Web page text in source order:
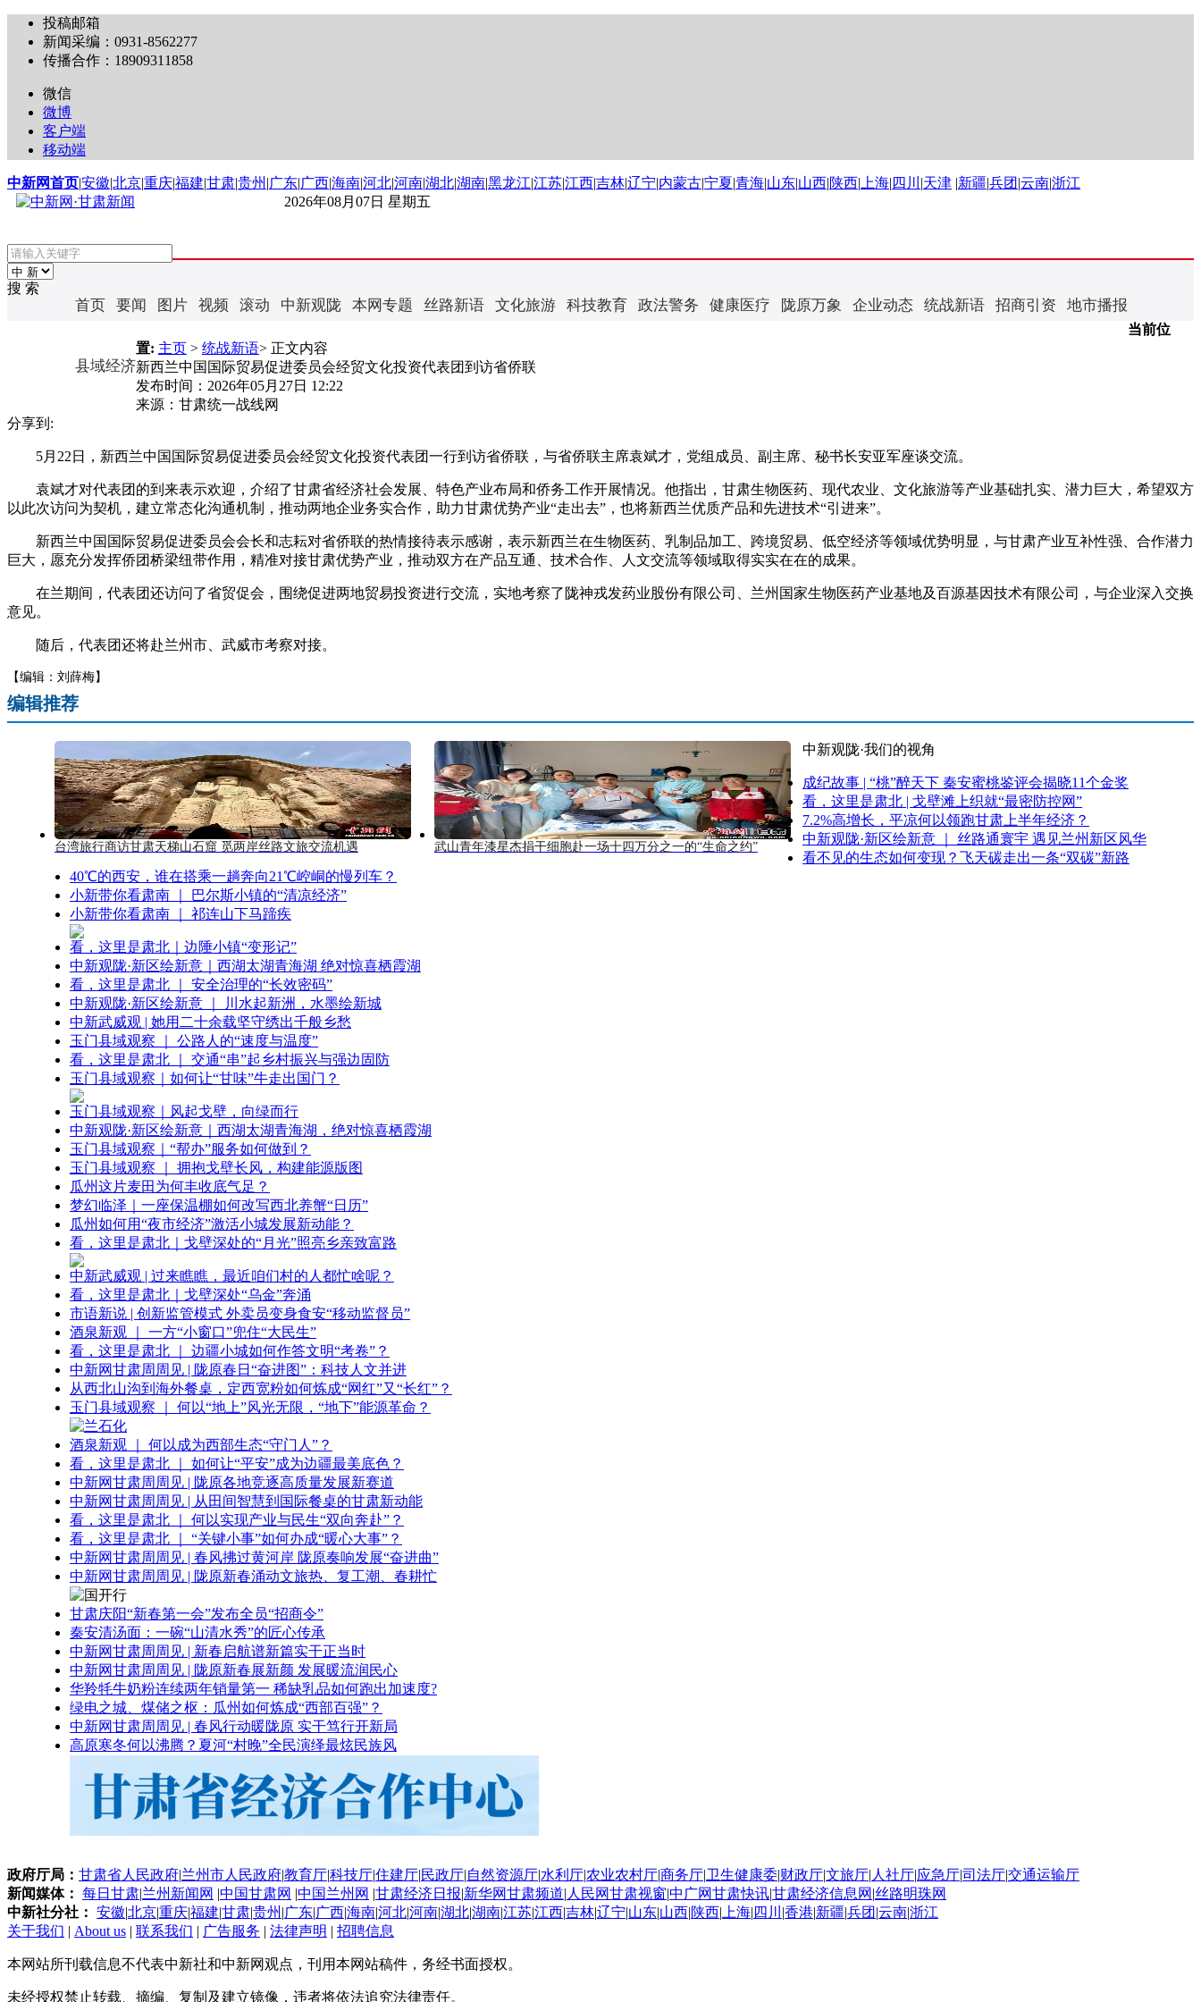
投稿邮箱
新闻采编：0931-8562277
传播合作：18909311858
微信
微博
客户端
移动端
中新网首页|安徽|北京|重庆|福建|甘肃|贵州 |广东|广西|海南|河北|河南|湖北|湖南|黑龙江|江苏|江西|吉林|辽宁|内蒙古|宁夏|青海|山东|山西|陕西| 上海| 四川 |天津 |新疆|兵团 |云南|浙江
2026年08月07日 星期五
搜 索
首页 要闻 图片 视频 滚动 中新观陇 本网专题 丝路新语 文化旅游 科技教育 政法警务 健康医疗 陇原万象 企业动态 统战新语 招商引资 地市播报
县域经济
当前位
置: 主页 > 统战新语> 正文内容
新西兰中国国际贸易促进委员会经贸文化投资代表团到访省侨联
发布时间： 2026年05月27日 12:22
来源： 甘肃统一战线网
分享到:
5月22日，新西兰中国国际贸易促进委员会经贸文化投资代表团一行到访省侨联，与省侨联主席袁斌才，党组成员、副主席、秘书长安亚军座谈交流。
袁斌才对代表团的到来表示欢迎，介绍了甘肃省经济社会发展、特色产业布局和侨务工作开展情况。他指出，甘肃生物医药、现代农业、文化旅游等产业基础扎实、潜力巨大，希望双方
以此次访问为契机，建立常态化沟通机制，推动两地企业务实合作，助力甘肃优势产业“走出去”，也将新西兰优质产品和先进技术“引进来”。
新西兰中国国际贸易促进委员会会长和志耘对省侨联的热情接待表示感谢，表示新西兰在生物医药、乳制品加工、跨境贸易、低空经济等领域优势明显，与甘肃产业互补性强、合作潜力
巨大，愿充分发挥侨团桥梁纽带作用，精准对接甘肃优势产业，推动双方在产品互通、技术合作、人文交流等领域取得实实在在的成果。
在兰期间，代表团还访问了省贸促会，围绕促进两地贸易投资进行交流，实地考察了陇神戎发药业股份有限公司、兰州国家生物医药产业基地及百源基因技术有限公司，与企业深入交换
意见。
随后，代表团还将赴兰州市、武威市考察对接。
【编辑：刘薛梅】
编辑推荐
台湾旅行商访甘肃天梯山石窟 觅两岸丝路文旅交流机遇 武山青年漆星杰捐干细胞赴一场十四万分之一的“生命之约”
中新观陇·我们的视角
成纪故事 | “桃”醉天下 秦安蜜桃鉴评会揭晓11个金奖
看，这里是肃北 | 戈壁滩上织就“最密防控网”
7.2%高增长，平凉何以领跑甘肃上半年经济？
中新观陇·新区绘新意 ｜ 丝路通寰宇 遇见兰州新区风华
看不见的生态如何变现？飞天碳走出一条“双碳”新路
40℃的西安，谁在搭乘一趟奔向21℃崆峒的慢列车？
小新带你看肃南 ｜ 巴尔斯小镇的“清凉经济”
小新带你看肃南 ｜ 祁连山下马蹄疾
看，这里是肃北｜边陲小镇“变形记”
中新观陇·新区绘新意｜西湖太湖青海湖 绝对惊喜栖霞湖
看，这里是肃北 ｜ 安全治理的“长效密码”
中新观陇·新区绘新意 ｜ 川水起新洲，水墨绘新城
中新武威观 | 她用二十余载坚守绣出千般乡愁
玉门县域观察 ｜ 公路人的“速度与温度”
看，这里是肃北 ｜ 交通“串”起乡村振兴与强边固防
玉门县域观察｜如何让“甘味”牛走出国门？
玉门县域观察｜风起戈壁，向绿而行
中新观陇·新区绘新意｜西湖太湖青海湖，绝对惊喜栖霞湖
玉门县域观察｜“帮办”服务如何做到？
玉门县域观察 ｜ 拥抱戈壁长风，构建能源版图
瓜州这片麦田为何丰收底气足？
梦幻临泽｜一座保温棚如何改写西北养蟹“日历”
瓜州如何用“夜市经济”激活小城发展新动能？
看，这里是肃北｜戈壁深处的“月光”照亮乡亲致富路
中新武威观 | 过来瞧瞧，最近咱们村的人都忙啥呢？
看，这里是肃北｜戈壁深处“乌金”奔涌
市语新说 | 创新监管模式 外卖员变身食安“移动监督员”
酒泉新观 ｜ 一方“小窗口”兜住“大民生”
看，这里是肃北 ｜ 边疆小城如何作答文明“考卷”？
中新网甘肃周周见 | 陇原春日“奋进图”：科技人文并进
从西北山沟到海外餐桌，定西宽粉如何炼成“网红”又“长红”？
玉门县域观察 ｜ 何以“地上”风光无限，“地下”能源革命？
酒泉新观 ｜ 何以成为西部生态“守门人”？
看，这里是肃北 ｜ 如何让“平安”成为边疆最美底色？
中新网甘肃周周见 | 陇原各地竞逐高质量发展新赛道
中新网甘肃周周见 | 从田间智慧到国际餐桌的甘肃新动能
看，这里是肃北 ｜ 何以实现产业与民生“双向奔赴”？
看，这里是肃北 ｜ “关键小事”如何办成“暖心大事”？
中新网甘肃周周见 | 春风拂过黄河岸 陇原奏响发展“奋进曲”
中新网甘肃周周见 | 陇原新春涌动文旅热、复工潮、春耕忙
甘肃庆阳“新春第一会”发布全员“招商令”
秦安清汤面：一碗“山清水秀”的匠心传承
中新网甘肃周周见 | 新春启航谱新篇实干正当时
中新网甘肃周周见 | 陇原新春展新颜 发展暖流润民心
华羚牦牛奶粉连续两年销量第一 稀缺乳品如何跑出加速度?
绿电之城、煤储之枢：瓜州如何炼成“西部百强”？
中新网甘肃周周见 | 春风行动暖陇原 实干笃行开新局
高原寒冬何以沸腾？夏河“村晚”全民演绎最炫民族风
政府厅局： 甘肃省人民政府|兰州市人民政府|教育厅|科技厅|住建厅|民政厅|自然资源厅|水利厅|农业农村厅|商务厅|卫生健康委|财政厅|文旅厅| 人社厅|应急厅|司法厅|交通运输厅
新闻媒体： 每日甘肃|兰州新闻网 |中国甘肃网 |中国兰州网 |甘肃经济日报|新华网甘肃频道| 人民网甘肃视窗|中广网甘肃快讯|甘肃经济信息网 |丝路明珠网
中新社分社： 安徽|北京|重庆|福建|甘肃|贵州 |广东|广西|海南|河北|河南|湖北|湖南|江苏|江西|吉林|辽宁|山东|山西|陕西| 上海| 四川 |香港|新疆|兵团 |云南|浙江
关于我们 | About us | 联系我们 | 广告服务 | 法律声明 | 招聘信息
本网站所刊载信息不代表中新社和中新网观点，刊用本网站稿件，务经书面授权。
未经授权禁止转载、摘编、复制及建立镜像，违者将依法追究法律责任。